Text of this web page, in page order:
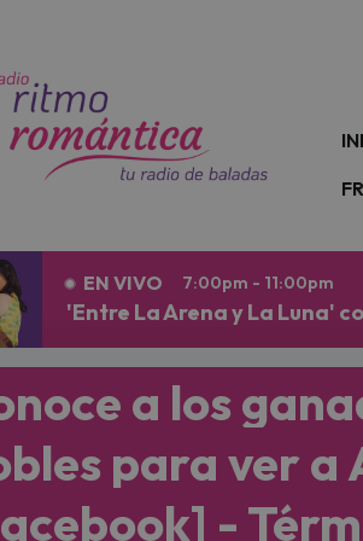
EN VIVO 7:00pm - 11:00pm
'Entre La Arena y La Luna'
a los
para ver a
-